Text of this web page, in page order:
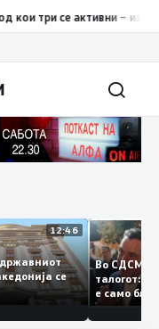
отворен простор, од
12:46
и државниот
се
Во СДСМ
е само
копија
Заев